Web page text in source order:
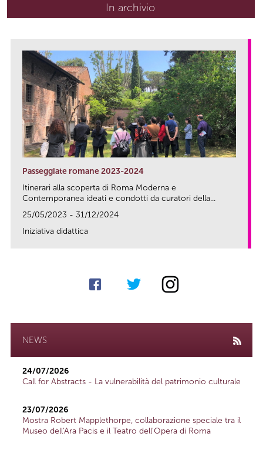
In archivio
Passeggiate romane 2023-2024
Itinerari alla scoperta di Roma Moderna e
Contemporanea ideati e condotti da curatori della...
25/05/2023 - 31/12/2024
Iniziativa didattica
NEWS
24/07/2026
Call for Abstracts - La vulnerabilità del patrimonio culturale
23/07/2026
Mostra Robert Mapplethorpe, collaborazione speciale tra il
Museo dell'Ara Pacis e il Teatro dell'Opera di Roma